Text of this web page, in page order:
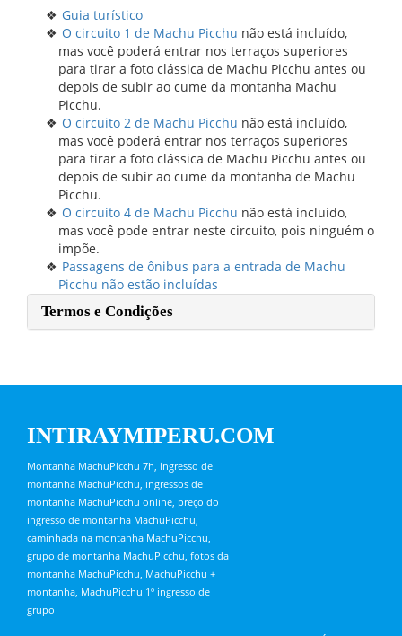
Guia turístico
O circuito 1 de Machu Picchu não está incluído,
mas você poderá entrar nos terraços superiores
para tirar a foto clássica de Machu Picchu antes ou
depois de subir ao cume da montanha Machu
Picchu.
O circuito 2 de Machu Picchu não está incluído,
mas você poderá entrar nos terraços superiores
para tirar a foto clássica de Machu Picchu antes ou
depois de subir ao cume da montanha de Machu
Picchu.
O circuito 4 de Machu Picchu não está incluído,
mas você pode entrar neste circuito, pois ninguém o
impõe.
Passagens de ônibus para a entrada de Machu
Picchu não estão incluídas
Termos e Condições
INTIRAYMIPERU.COM
Montanha MachuPicchu 7h, ingresso de
montanha MachuPicchu, ingressos de
montanha MachuPicchu online, preço do
ingresso de montanha MachuPicchu,
caminhada na montanha MachuPicchu,
grupo de montanha MachuPicchu, fotos da
montanha MachuPicchu, MachuPicchu +
montanha, MachuPicchu 1º ingresso de
grupo